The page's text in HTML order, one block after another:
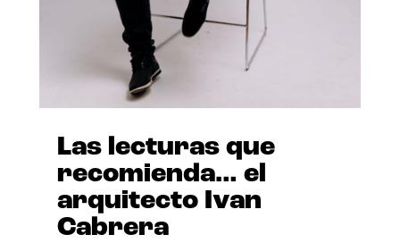
Las lecturas que
recomienda… el
arquitecto Ivan
Cabrera